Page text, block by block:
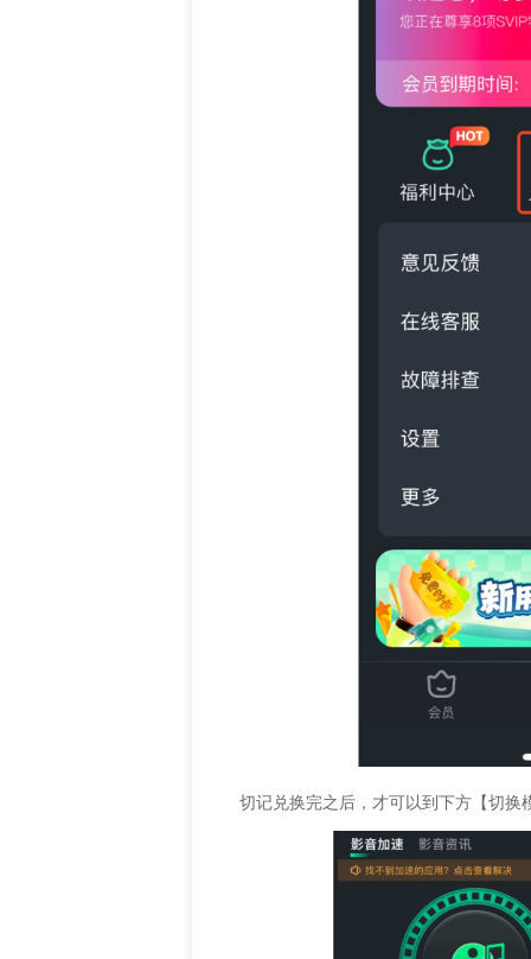
切记兑换完之后，才可以到下方【切